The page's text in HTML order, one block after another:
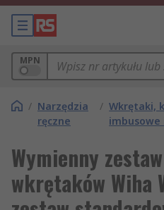
MPN
/ Narzędzia
ręczne
/ Wkrętaki,
imbusowe
Wymienny
wkrętaków Wiha